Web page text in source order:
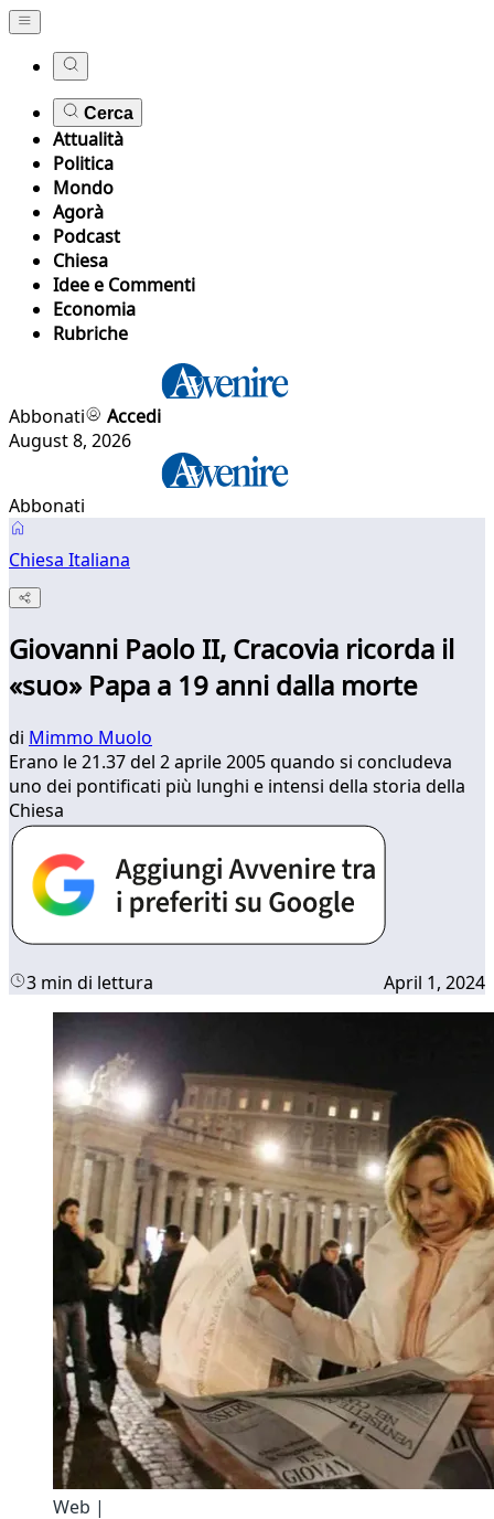
Cerca
Attualità
Politica
Mondo
Agorà
Podcast
Chiesa
Idee e Commenti
Economia
Rubriche
Abbonati
Accedi
August 8, 2026
Abbonati
Chiesa Italiana
Giovanni Paolo II, Cracovia ricorda il
«suo» Papa a 19 anni dalla morte
di Mimmo Muolo
Erano le 21.37 del 2 aprile 2005 quando si concludeva
uno dei pontificati più lunghi e intensi della storia della
Chiesa
3 min di lettura April 1, 2024
Web |